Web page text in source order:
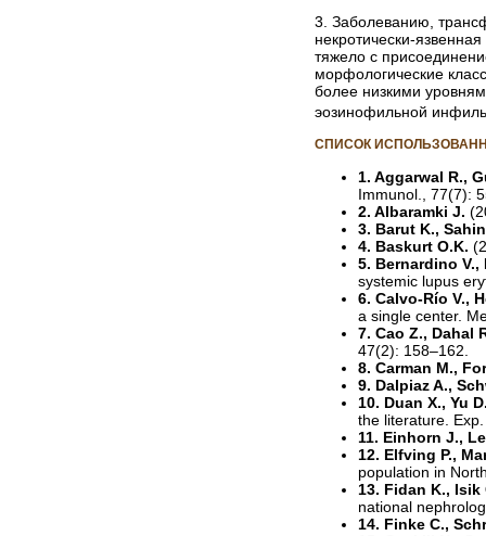
3. Заболеванию,
некротически-
тяжело с
морфологические
более низкими
эозинофильной
СПИСОК
1. Aggarwal R.,
Immunol., 77(7):
2. Albaramki J.
3. Barut K.,
4. Baskurt O.K.
5. Bernardino
systemic lupus
6. Calvo-Río V.,
a single center.
7. Cao Z., Dahal
47(2): 158–162.
8. Carman M.,
9. Dalpiaz A.,
10. Duan X., Yu
the literature.
11. Einhorn J.,
12. Elfving P.,
population in
13. Fidan K.,
national
14. Finke C.,